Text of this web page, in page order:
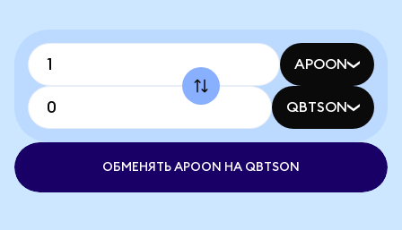
APOON
QBTSON
ОБМЕНЯТЬ APOON НА QBTSON